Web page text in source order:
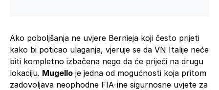
Ako poboljšanja ne uvjere Bernieja koji često prijeti
kako bi poticao ulaganja, vjeruje se da VN Italije neće
biti kompletno izbačena nego da će prijeći na drugu
lokaciju. Mugello je jedna od mogućnosti koja pritom
zadovoljava neophodne FIA-ine sigurnosne uvjete za